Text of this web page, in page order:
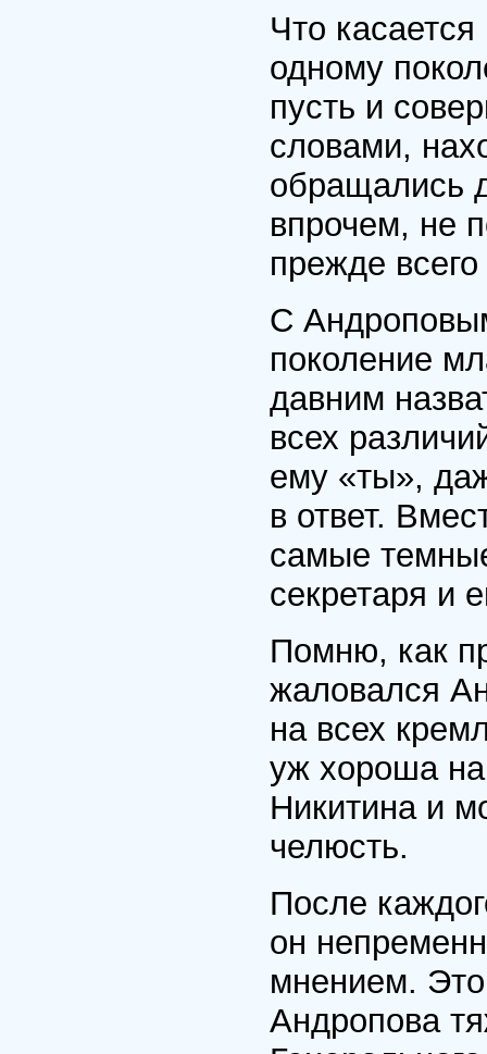
Что
одному
пусть и
словами,
обращались
впрочем, не
прежде
С
поколение
давним
всех
ему «ты»,
в ответ.
самые
секретаря и
Помню, как
жаловался
на всех
уж хороша на
Никитина и
челюсть.
После
он
мнением.
Андропова